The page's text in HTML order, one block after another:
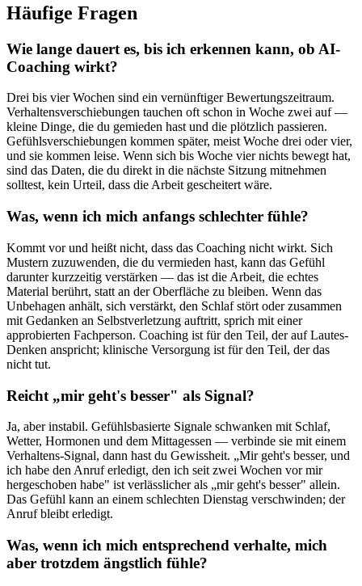
Häufige Fragen
Wie lange dauert es, bis ich erkennen kann, ob AI-
Coaching wirkt?
Drei bis vier Wochen sind ein vernünftiger Bewertungszeitraum.
Verhaltensverschiebungen tauchen oft schon in Woche zwei auf —
kleine Dinge, die du gemieden hast und die plötzlich passieren.
Gefühlsverschiebungen kommen später, meist Woche drei oder vier,
und sie kommen leise. Wenn sich bis Woche vier nichts bewegt hat,
sind das Daten, die du direkt in die nächste Sitzung mitnehmen
solltest, kein Urteil, dass die Arbeit gescheitert wäre.
Was, wenn ich mich anfangs schlechter fühle?
Kommt vor und heißt nicht, dass das Coaching nicht wirkt. Sich
Mustern zuzuwenden, die du vermieden hast, kann das Gefühl
darunter kurzzeitig verstärken — das ist die Arbeit, die echtes
Material berührt, statt an der Oberfläche zu bleiben. Wenn das
Unbehagen anhält, sich verstärkt, den Schlaf stört oder zusammen
mit Gedanken an Selbstverletzung auftritt, sprich mit einer
approbierten Fachperson. Coaching ist für den Teil, der auf Lautes-
Denken anspricht; klinische Versorgung ist für den Teil, der das
nicht tut.
Reicht „mir geht's besser" als Signal?
Ja, aber instabil. Gefühlsbasierte Signale schwanken mit Schlaf,
Wetter, Hormonen und dem Mittagessen — verbinde sie mit einem
Verhaltens-Signal, dann hast du Gewissheit. „Mir geht's besser, und
ich habe den Anruf erledigt, den ich seit zwei Wochen vor mir
hergeschoben habe" ist verlässlicher als „mir geht's besser" allein.
Das Gefühl kann an einem schlechten Dienstag verschwinden; der
Anruf bleibt erledigt.
Was, wenn ich mich entsprechend verhalte, mich
aber trotzdem ängstlich fühle?